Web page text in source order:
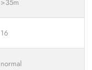
>35m
16
normal